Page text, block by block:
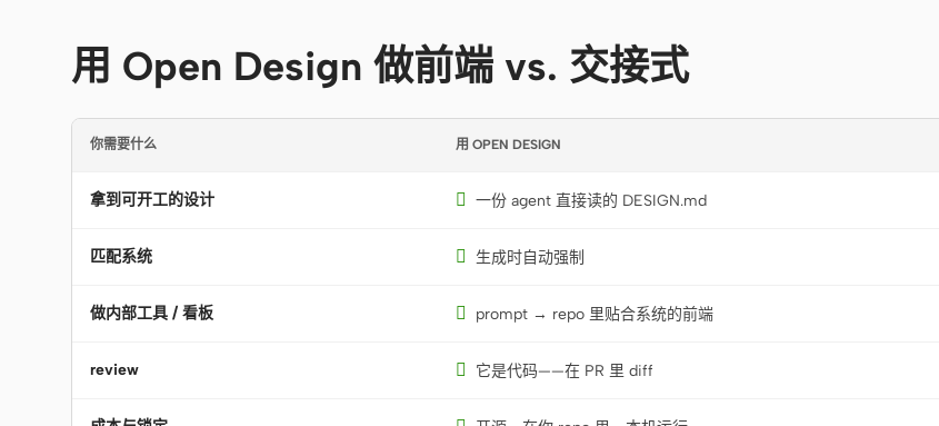
用 Open Design 做前端 vs. 交接式
你需要什么 用 OPEN DESIGN
拿到可开工的设计  一份 agent 直接读的 DESIGN.md
匹配系统  生成时自动强制
做内部工具 / 看板  prompt → repo 里贴合系统的前端
review  它是代码——在 PR 里 diff